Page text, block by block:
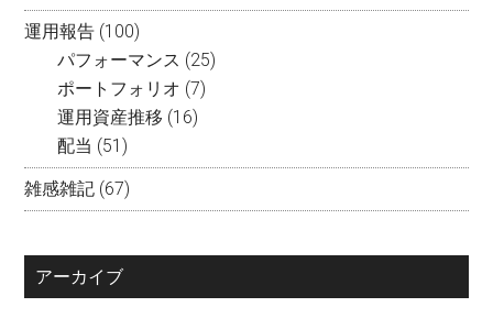
運用報告 (100)
パフォーマンス (25)
ポートフォリオ (7)
運用資産推移 (16)
配当 (51)
雑感雑記 (67)
アーカイブ